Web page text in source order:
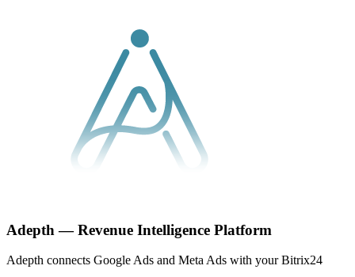
Adepth — Revenue Intelligence Platform
Adepth connects Google Ads and Meta Ads with your Bitrix24